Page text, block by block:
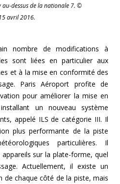
dessus de la nationale 7. ©
avril 2016.
nombre de modifications à
sont liées en particulier aux
et à la mise en conformité des
Paris Aéroport profite de
pour améliorer la mise en
un nouveau système
appelé ILS de catégorie III. Il
plus performante de la piste
particulières. Il
sur la plate-forme, quel
Actuellement, il existe un
de chaque côté de la piste, mais